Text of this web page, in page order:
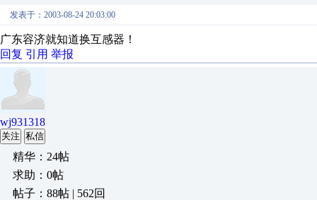
发表于：2003-08-24 20:03:00
广东容济就知道换互感器！
回复 引用 举报
wj931318
关注 私信
精华：24帖
求助：0帖
帖子：88帖 | 562回